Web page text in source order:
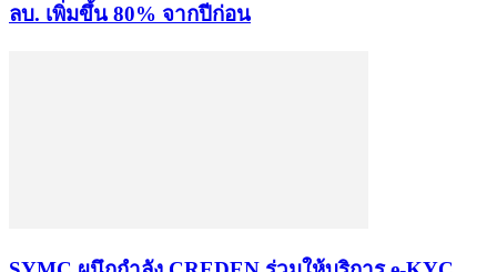
ลบ. เพิ่มขึ้น 80% จากปีก่อน